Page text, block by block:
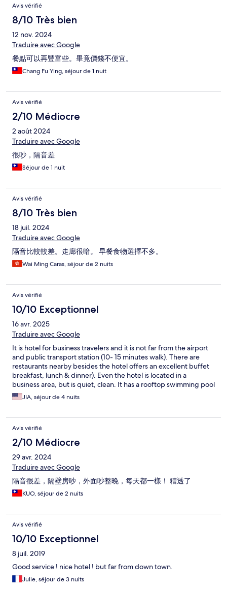
Avis vérifié
8/10 Très bien
12 nov. 2024
Traduire avec Google
餐點可以再豐富些。畢竟價錢不便宜。
Chang Fu Ying, séjour de 1 nuit
Avis vérifié
2/10 Médiocre
2 août 2024
Traduire avec Google
很吵，隔音差
Séjour de 1 nuit
Avis vérifié
8/10 Très bien
18 juil. 2024
Traduire avec Google
隔音比較較差。走廊很暗。 早餐食物選擇不多。
Wai Ming Caras, séjour de 2 nuits
Avis vérifié
10/10 Exceptionnel
16 avr. 2025
Traduire avec Google
It is hotel for business travelers and it is not far from the airport
and public transport station (10- 15 minutes walk). There are
restaurants nearby besides the hotel offers an excellent buffet
breakfast, lunch & dinner). Even the hotel is located in a
business area, but is quiet, clean. It has a rooftop swimming pool
you can relax while oversee part of the city. Each staff we eat are
so warm and friendly. When I just asked a recommendation
research and made several list of area and local delicious
restaurants for us. They touched our heart and definitely choose
this great hotel when we come back. We strongly recommend
this hotel to people who come to Taichung.
JIA, séjour de 4 nuits
Avis vérifié
2/10 Médiocre
29 avr. 2024
Traduire avec Google
隔音很差，隔壁房吵，外面吵整晚，每天都一樣！ 糟透了
KUO, séjour de 2 nuits
Avis vérifié
10/10 Exceptionnel
8 juil. 2019
Good service ! nice hotel ! but far from down town.
Julie, séjour de 3 nuits